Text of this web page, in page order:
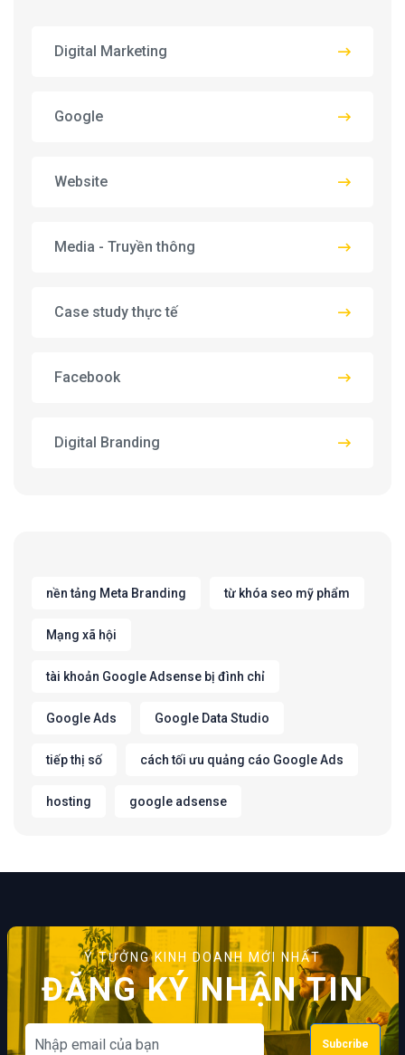
Digital Marketing
Google
Website
Media - Truyền thông
Case study thực tế
Facebook
Digital Branding
nền tảng Meta Branding từ khóa seo mỹ phẩm
Mạng xã hội
tài khoản Google Adsense bị đình chỉ
Google Ads Google Data Studio
tiếp thị số cách tối ưu quảng cáo Google Ads
hosting google adsense
Ý TƯỞNG KINH DOANH MỚI NHẤT
ĐĂNG KÝ NHẬN TIN
Subcribe